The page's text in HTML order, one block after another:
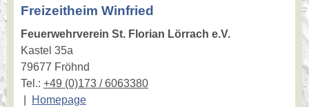
Freizeitheim Winfried
Feuerwehrverein St. Florian Lörrach e.V.
Kastel 35a
79677 Fröhnd
Tel.: +49 (0)173 / 6063380
Homepage